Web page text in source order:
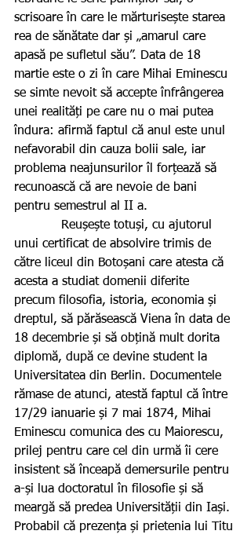
scrisoare în care le mărturisește starea
rea de sănătate dar și „amarul care
apasă pe sufletul său”. Data de 18
martie este o zi în care Mihai Eminescu
se simte nevoit să accepte înfrângerea
unei realități pe care nu o mai putea
îndura: afirmă faptul că anul este unul
nefavorabil din cauza bolii sale, iar
problema neajunsurilor îl forțează să
recunoască că are nevoie de bani
pentru semestrul al II a.
unui certificat de absolvire trimis de
către liceul din Botoșani care atesta că
acesta a studiat domenii diferite
precum filosofia, istoria, economia și
dreptul, să părăsească Viena în data de
18 decembrie și să obțină mult dorita
diplomă, după ce devine student la
Universitatea din Berlin. Documentele
rămase de atunci, atestă faptul că între
17/29 ianuarie și 7 mai 1874, Mihai
Eminescu comunica des cu Maiorescu,
prilej pentru care cel din urmă îi cere
insistent să înceapă demersurile pentru
a-și lua doctoratul în filosofie și să
meargă să predea Universității din Iași.
Probabil că prezența și prietenia lui Titu